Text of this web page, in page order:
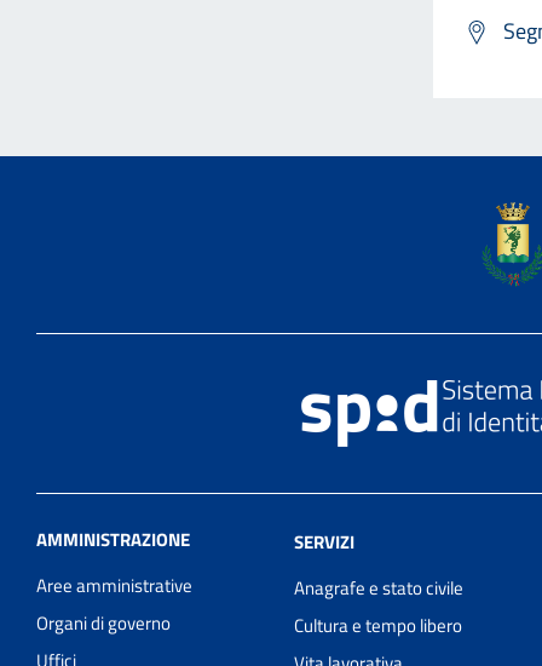
AMMINISTRAZIONE
Aree amministrative
Organi di governo
SERVIZI
Anagrafe e stato civile
Cultura e tempo libero